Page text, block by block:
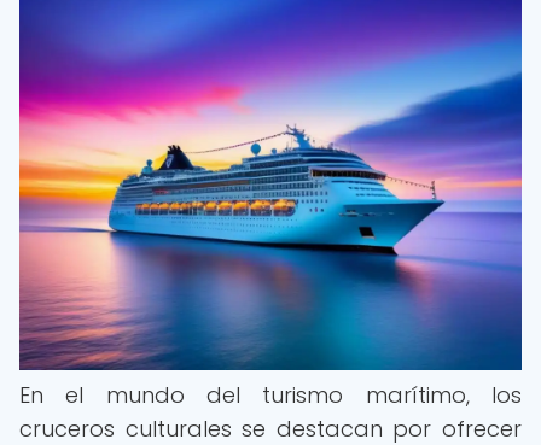
En el mundo del turismo marítimo, los
cruceros culturales se destacan por ofrecer